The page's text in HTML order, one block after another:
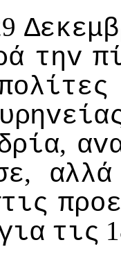
τηv
,
, αλλά
τις